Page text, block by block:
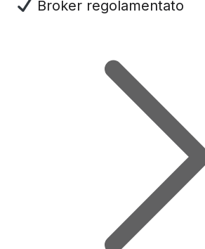
Broker regolamentato